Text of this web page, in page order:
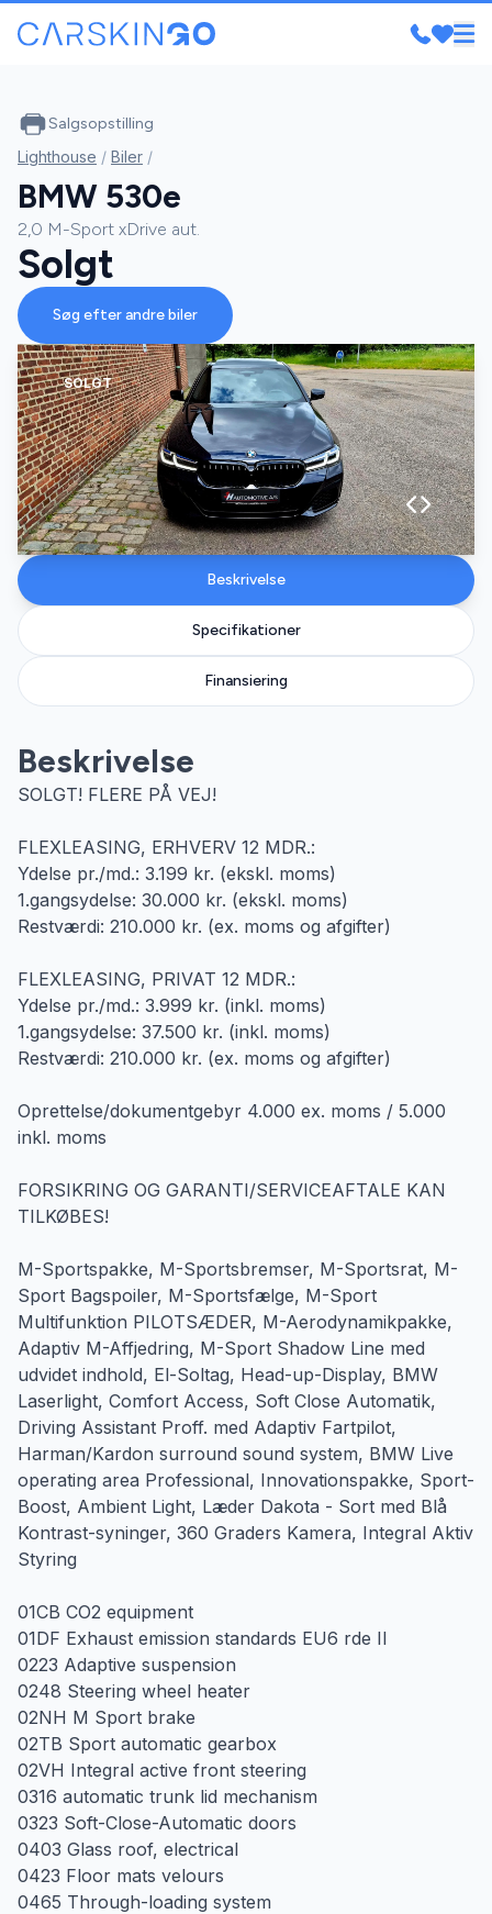
SOLGT
Specifikationer
Beskrivelse
Finansiering
Beskrivelse
SOLGT! FLERE PÅ VEJ!
FLEXLEASING, ERHVERV 12 MDR.:
Ydelse pr./md.: 3.199 kr. (ekskl. moms)
1.gangsydelse: 30.000 kr. (ekskl. moms)
Restværdi: 210.000 kr. (ex. moms og afgifter)
FLEXLEASING, PRIVAT 12 MDR.:
Ydelse pr./md.: 3.999 kr. (inkl. moms)
1.gangsydelse: 37.500 kr. (inkl. moms)
Restværdi: 210.000 kr. (ex. moms og afgifter)
Oprettelse/dokumentgebyr 4.000 ex. moms / 5.000
inkl. moms
FORSIKRING OG GARANTI/SERVICEAFTALE KAN
TILKØBES!
M-Sportspakke, M-Sportsbremser, M-Sportsrat, M-
Sport Bagspoiler, M-Sportsfælge, M-Sport
Multifunktion PILOTSÆDER, M-Aerodynamikpakke,
Adaptiv M-Affjedring, M-Sport Shadow Line med
udvidet indhold, El-Soltag, Head-up-Display, BMW
Laserlight, Comfort Access, Soft Close Automatik,
Driving Assistant Proff. med Adaptiv Fartpilot,
Harman/Kardon surround sound system, BMW Live
operating area Professional, Innovationspakke, Sport-
Boost, Ambient Light, Læder Dakota - Sort med Blå
Kontrast-syninger, 360 Graders Kamera, Integral Aktiv
Styring
01CB CO2 equipment
01DF Exhaust emission standards EU6 rde II
0223 Adaptive suspension
0248 Steering wheel heater
02NH M Sport brake
02TB Sport automatic gearbox
02VH Integral active front steering
0316 automatic trunk lid mechanism
0323 Soft-Close-Automatic doors
0403 Glass roof, electrical
0423 Floor mats velours
0465 Through-loading system
Salgsopstilling
Lighthouse / Biler /
BMW 530e
2,0 M-Sport xDrive aut.
Solgt
Søg efter andre biler